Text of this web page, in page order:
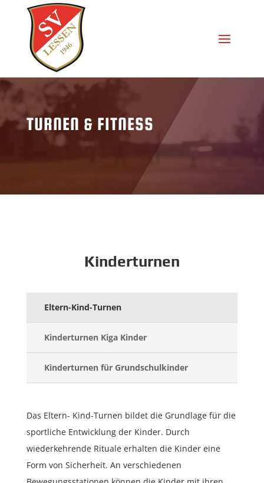
TURNEN & FITNESS
Kinderturnen
Eltern-Kind-Turnen
Kinderturnen Kiga Kinder
Kinderturnen für Grundschulkinder
Das Eltern- Kind-Turnen bildet die Grundlage für die
sportliche Entwicklung der Kinder. Durch
wiederkehrende Rituale erhalten die Kinder eine
Form von Sicherheit. An verschiedenen